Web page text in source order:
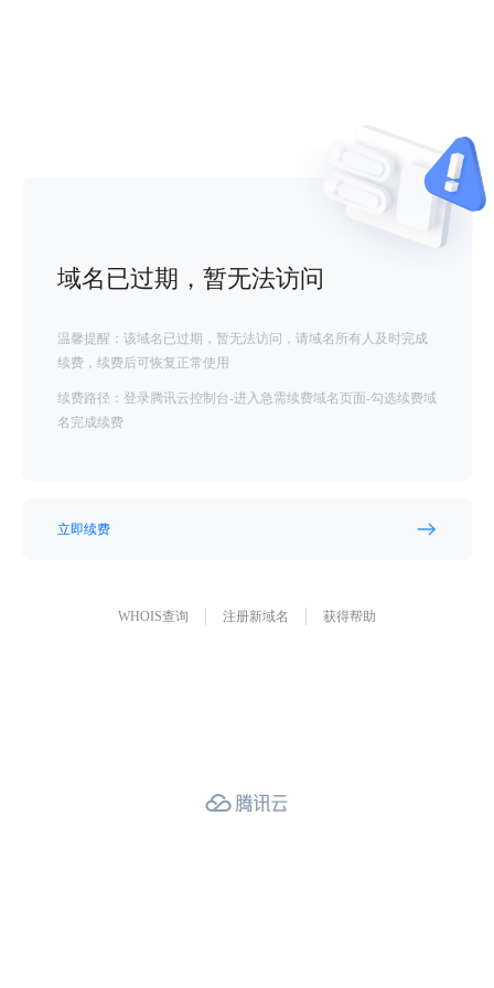
域名已过期，暂无法访问
温馨提醒：该域名已过期，暂无法访问，请域名所有人及时完成
续费，续费后可恢复正常使用
续费路径：登录腾讯云控制台-进入急需续费域名页面-勾选续费域
名完成续费
立即续费
WHOIS查询 注册新域名 获得帮助